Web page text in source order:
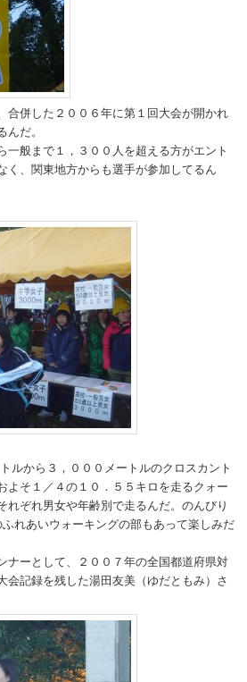
合併した２００６年に第１回大会が開かれ
んだ。
一般まで１，３００人を超える方がエント
く、関東地方からも選手が参加してるん
ルから３，０００メートルのクロスカント
よそ１／４の１０．５５キロを走るクォー
れぞれ男女や年齢別で走るんだ。のんびり
れあいウォーキングの部もあって楽しみだ
ナーとして、２００７年の全国都道府県対
会記録を残した湯田友美（ゆだともみ）さ